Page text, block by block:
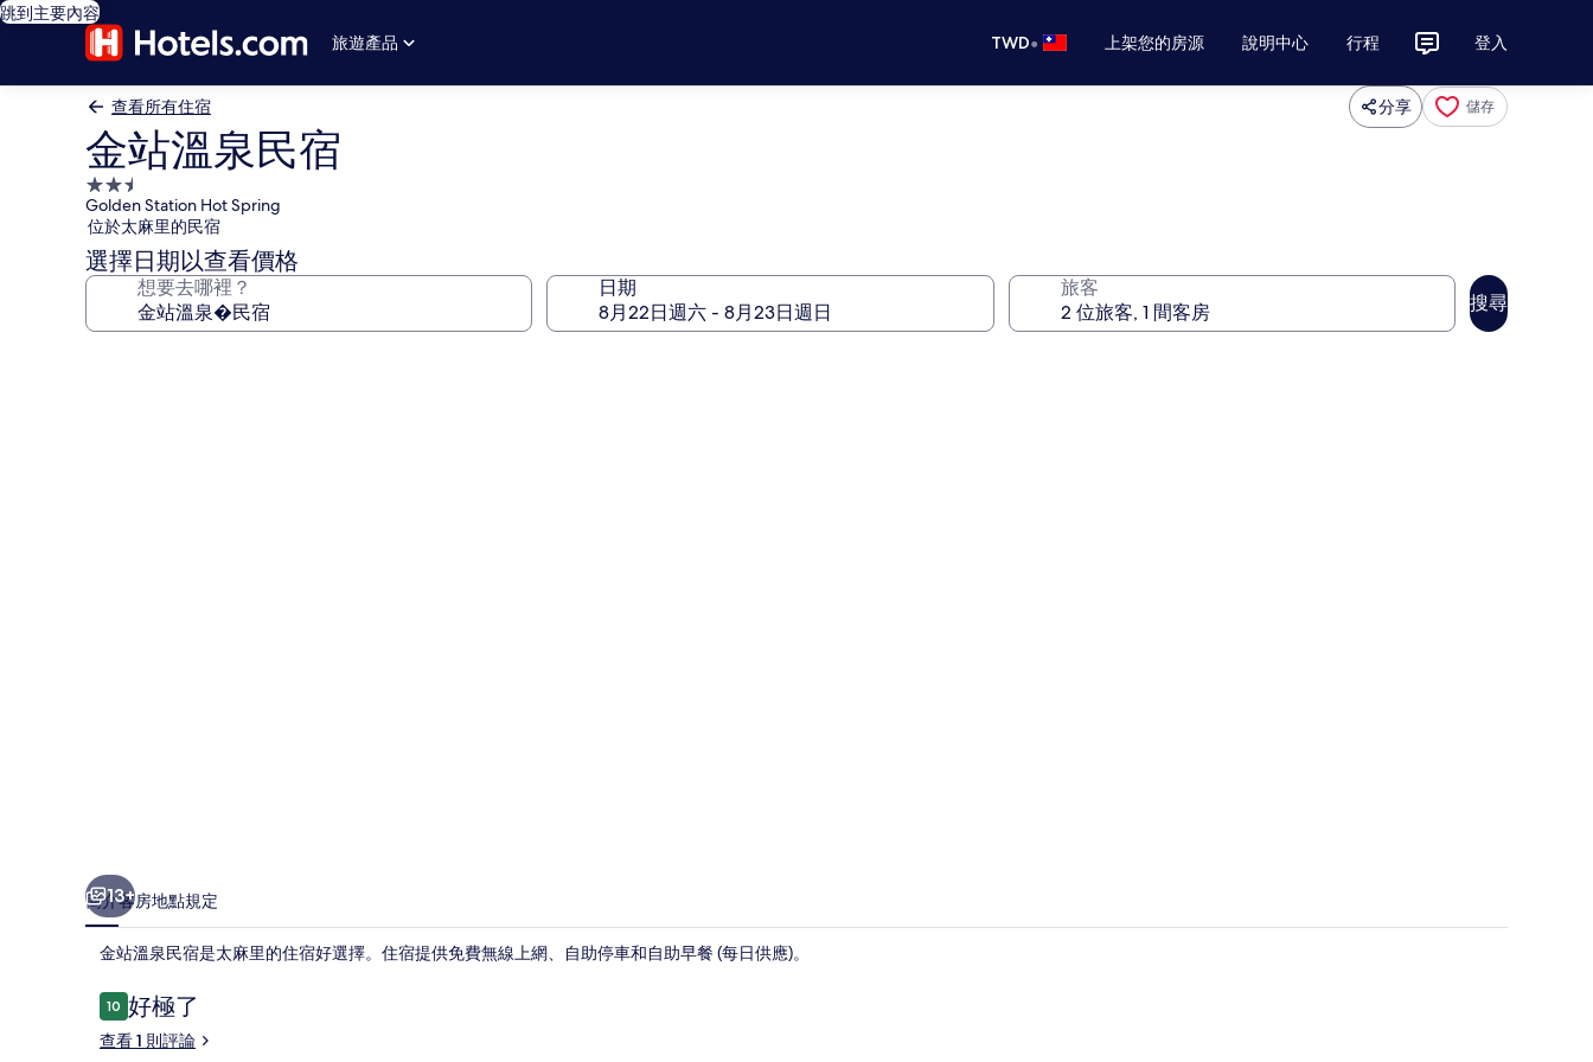
跳到主要內容
旅遊產品
TWD• 上架您的房源 說明中心 行程 登入
查看所有住宿 分享 儲存
金站溫泉民宿
2.5
星
級
住
宿
Golden Station Hot Spring
位於太麻里的民宿
選擇日期以查看價格
想要去哪裡？ 日期 旅客
搜尋
13+
簡介客房地點規定
金站溫泉民宿是太麻里的住宿好選擇。住宿提供免費無線上網、自助停車和自助早餐 (每日供應)。
評
論
1010 分，滿分 10 分，
好極了
查看 1 則評論